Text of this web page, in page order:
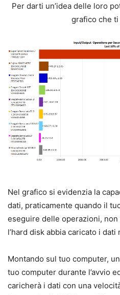
Per darti un’idea delle loro
grafico che
Nel grafico si evidenzia la
dati, praticamente quando il
eseguire delle operazioni,
l’hard disk abbia caricato i dati
Montando sul tuo computer, un
tuo computer durante l’avvio
caricherà i dati con una